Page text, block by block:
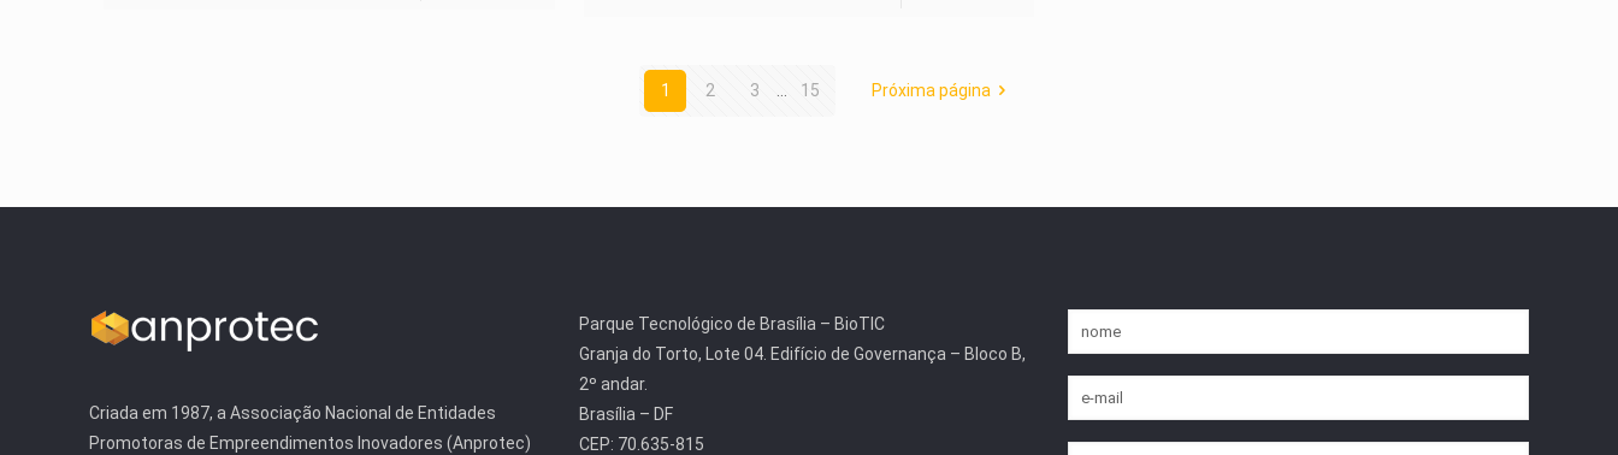
1 2 3 15 Próxima página
Criada em 1987, a Associação Nacional de Entidades
Promotoras de Empreendimentos Inovadores (Anprotec)
Parque Tecnológico de Brasília – BioTIC
Granja do Torto, Lote 04. Edifício de Governança – Bloco B,
2º andar.
Brasília – DF
CEP: 70.635-815